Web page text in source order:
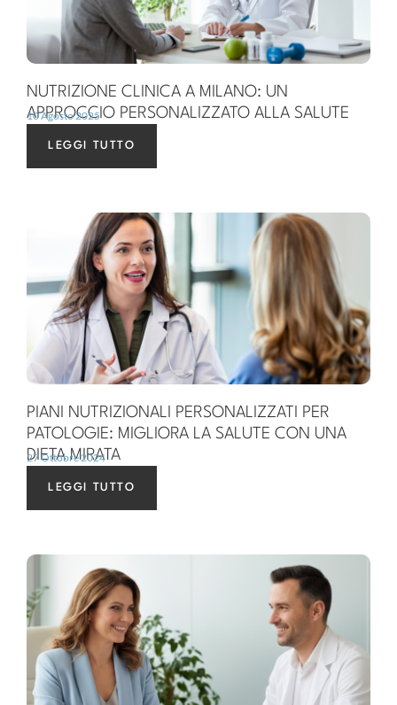
NUTRIZIONE CLINICA A MILANO: UN
APPROCCIO PERSONALIZZATO ALLA SALUTE
10 Agosto 2025
LEGGI TUTTO
PIANI NUTRIZIONALI PERSONALIZZATI PER
PATOLOGIE: MIGLIORA LA SALUTE CON UNA
DIETA MIRATA
27 Ottobre 2024
LEGGI TUTTO